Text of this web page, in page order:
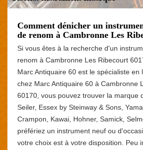
Comment dénicher un
de renom à Cambronne Les
Si vous êtes à la recherche d'un
renom à Cambronne Les Ribecourt
Marc Antiquaire 60 est le spécialiste en
chez Marc Antiquaire 60 à Cambronne
60170, vous pouvez trouver la marque
Seiler, Essex by Steinway & Sons,
Crampon, Kawai, Hohner, Samick,
préfériez un instrument neuf ou
votre choix est à votre disposition. Peu